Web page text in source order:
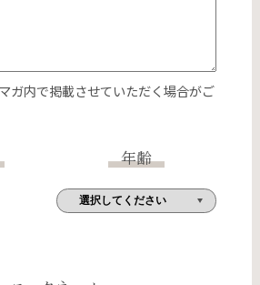
ガ内で掲載させていただく場合がご
年齢